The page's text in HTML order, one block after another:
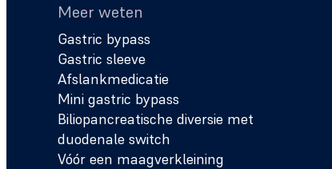
Meer weten
Gastric bypass
Gastric sleeve
Afslankmedicatie
Mini gastric bypass
Biliopancreatische diversie met
duodenale switch
Vóór een maagverkleining